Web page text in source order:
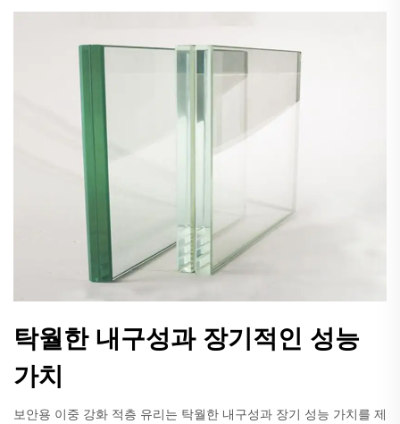
탁월한 내구성과 장기적인 성능
가치
보안용 이중 강화 적층 유리는 탁월한 내구성과 장기 성능 가치를 제